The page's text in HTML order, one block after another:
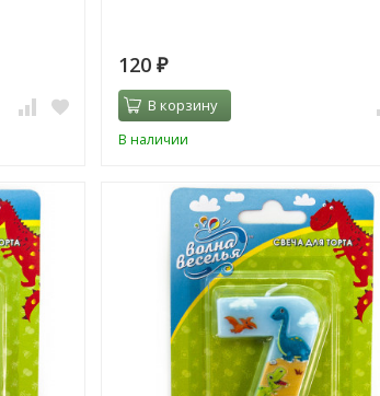
120 ₽
В корзину
В наличии